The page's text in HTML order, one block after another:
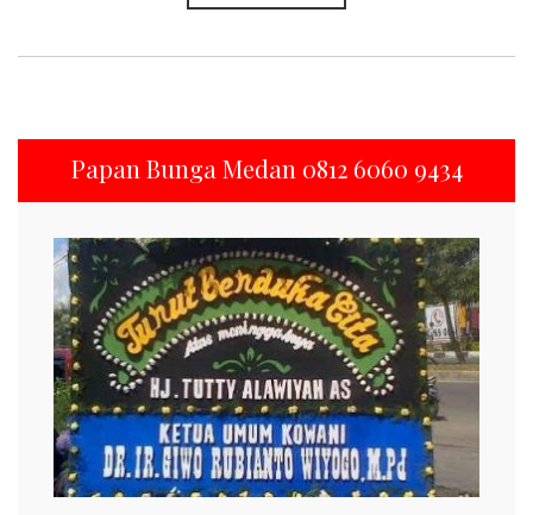
Papan Bunga Medan 0812 6060 9434